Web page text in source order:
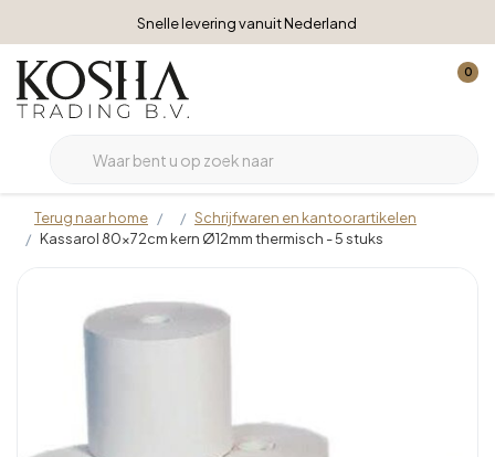
Snelle levering vanuit Nederland
0
Terug naar home
Schrijfwaren en kantoorartikelen
Kassarol 80x72cm kern Ø12mm thermisch - 5 stuks